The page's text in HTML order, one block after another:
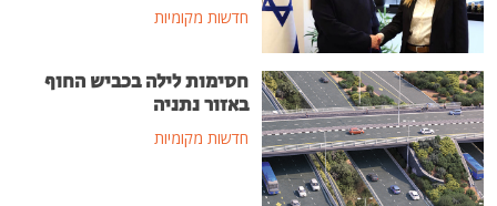
חדשות מקומיות
חסימות לילה בכביש החוף
באזור נתניה
חדשות מקומיות